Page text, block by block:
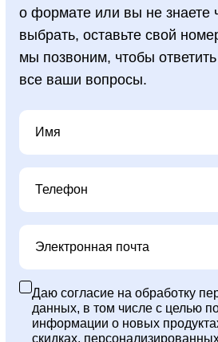
о формате или вы не знаете
выбрать, оставьте свой
мы позвоним, чтобы
все ваши вопросы.
Даю согласие на обработку
данных, в том числе с целью
информации о новых
скидках,
Правила акции «Вернем деньги,
если не трудоустроишься»
+998 78 333 01 43
данных
Все направления
Дизайн